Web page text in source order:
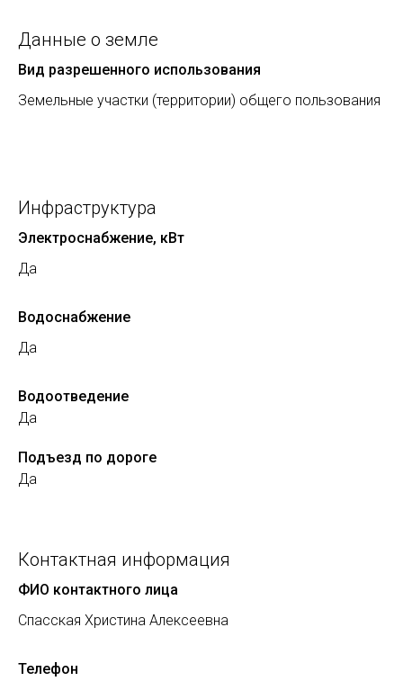
Данные о земле
Вид разрешенного использования
Земельные участки (территории) общего пользования
Инфраструктура
Электроснабжение, кВт
Да
Водоснабжение
Да
Водоотведение
Да
Подъезд по дороге
Да
Контактная информация
ФИО контактного лица
Спасская Христина Алексеевна
Телефон